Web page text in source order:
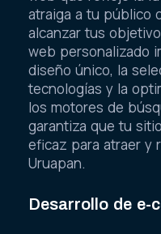
atraiga a tu público
alcanzar tus
web personalizado
diseño único, la
tecnologías y la
los motores de
garantiza que tu
eficaz para atraer y
Uruapan.
Desarrollo de e-